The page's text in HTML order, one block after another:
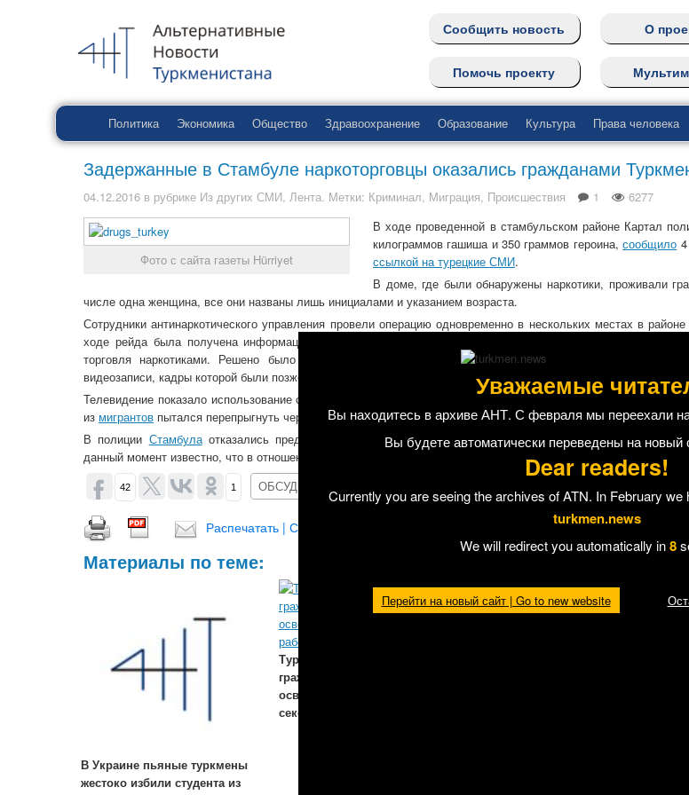
Сообщить новость
Помочь проекту
О
Политика Экономика Общество Здравоохранение Образование Культура Права человека
Задержанные в Стамбуле наркоторговцы оказались гражданами
04.12.2016 в рубрике Из других СМИ, Лента. Метки: Криминал, Миграция, Происшествия 1 6277
Фото с сайта газеты Hürriyet
В ходе проведенной в стамбульском районе Картал
килограммов гашиша и 350 граммов героина,сообщило
ссылкой на турецкие СМИ.
В доме, где были обнаружены наркотики, проживали
числе одна женщина, все они названы лишь инициалами и указанием возраста.
Сотрудники антинаркотического управления провели операцию одновременно в нескольких местах в
ходе рейда была получена информация о том, что в одном из домов в местечке Картал, в котором
торговля наркотиками. Решено было накрыть эту точку. Вся операция совершалась сотрудниками
видеозаписи, кадры которой были позже обнародованы.
Телевидение показало использование специальных собак, натасканных на обнаружение наркотиков.
из мигрантов пытался перепрыгнуть через забор и скрыться, но был задержан полицейскими.
В полиции Стамбулаотказались предоставлять более подробную информацию о задержанных
данный момент известно, что в отношении двух наших соотечественников избрана мера пресечения в виде
42 1 ОБСУДИТЬ (1)
Распечатать | Сохранить в PDF | Отправить другу
Материалы по теме:
В Украине пьяные туркмены
жестоко избили студента из
Турция: Несовершеннолетние
гражданки Туркменистана
освобождены из
сексуального рабства
Уважаемые
Вы находитесь в архиве АНТ. С февраля мы переехали
Вы будете автоматически переведены на новый
Dear readers!
Currently you are seeing the archives of ATN. In February
turkmen.news
We will redirect you automatically in8
Перейти на новый сайт | Go to new website